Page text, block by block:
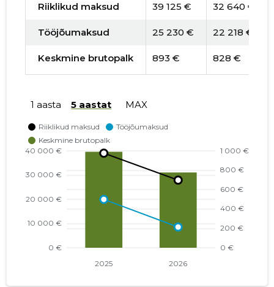
Riiklikud maksud 39 125 € 32 640 €
Tööjõumaksud 25 230 € 22 218 €
Keskmine brutopalk 893 € 828 €
1 aasta 5 aastat MAX